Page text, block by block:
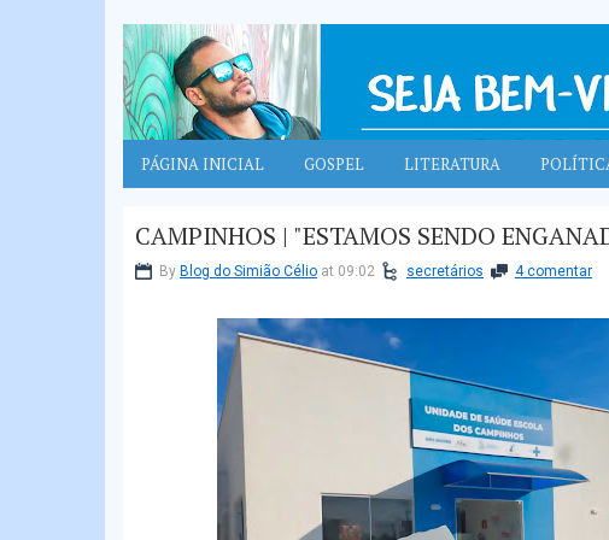
PÁGINA INICIAL GOSPEL LITERATURA
CAMPINHOS | "ESTAMOS SENDO
By Blog do Simião Célio at 09:02 secretários 4 comentar